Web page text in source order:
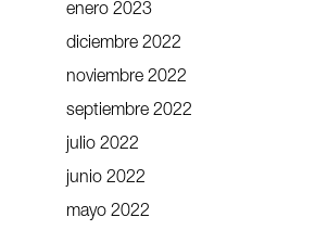
enero 2023
diciembre 2022
noviembre 2022
septiembre 2022
julio 2022
junio 2022
mayo 2022